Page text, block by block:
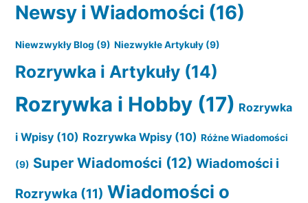
Newsy i Wiadomości (16)
Niewzwykły Blog (9) Niezwykłe Artykuły (9)
Rozrywka i Artykuły (14)
Rozrywka i Hobby (17) Rozrywka
i Wpisy (10) Rozrywka Wpisy (10) Różne Wiadomości
(9) Super Wiadomości (12) Wiadomości i
Rozrywka (11) Wiadomości o